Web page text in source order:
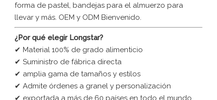
forma de pastel, bandejas para el almuerzo para
llevar y más. OEM y ODM Bienvenido.
¿Por qué elegir Longstar?
✔ Material 100% de grado alimenticio
✔ Suministro de fábrica directa
✔ amplia gama de tamaños y estilos
✔ Admite órdenes a granel y personalización
✔ exportada a más de 60 países en todo el mundo